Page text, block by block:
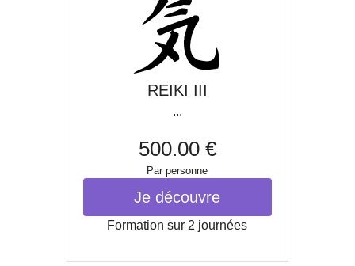
REIKI III
...
500.00 €
Par personne
Je découvre
Formation sur 2 journées